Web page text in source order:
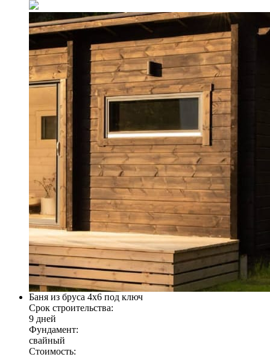
Баня из бруса 4х6 под ключ
Срок строительства:
9 дней
Фундамент:
свайный
Стоимость: